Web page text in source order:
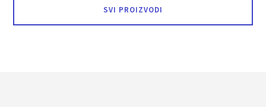
do
SVI PROIZVODI